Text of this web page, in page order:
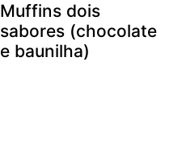
Muffins dois
sabores (chocolate
e baunilha)